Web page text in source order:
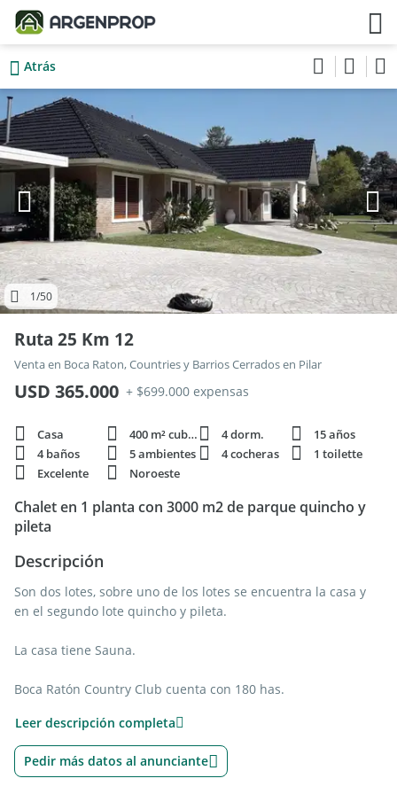
Atrás
1/50
Ruta 25 Km 12
Venta en Boca Raton, Countries y Barrios Cerrados en Pilar
USD 365.000 + $699.000 expensas
Casa 400 m² cubie. 4 dorm.
15 años
4 baños
5 ambientes 4 cocheras
1 toilette
Excelente
Noroeste
Chalet en 1 planta con 3000 m2 de parque quincho y
pileta
Descripción
Son dos lotes, sobre uno de los lotes se encuentra la casa y
en el segundo lote quincho y pileta.
La casa tiene Sauna.
Boca Ratón Country Club cuenta con 180 has.
House abierto de lunes a domingo.
Pileta de Natación semiolímpica.
Canchas de Paddle.
Leer descripción completa
Pedir más datos al anunciante